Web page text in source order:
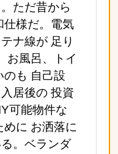
ただ昔から
仕様だ。電気
ナ線が 足り
お風呂、トイ
のも 自己設
居後の 投資
可能物件な
めに お洒落に
。ベランダ